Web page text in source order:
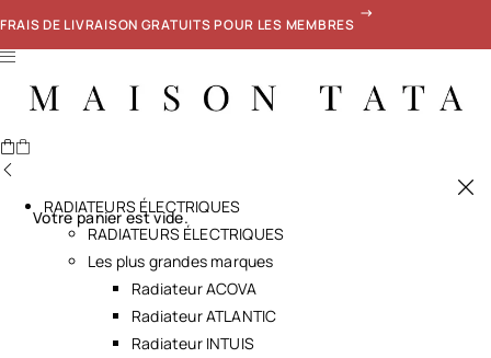
FRAIS DE LIVRAISON GRATUITS POUR LES MEMBRES
Votre panier est vide.
RADIATEURS ÉLECTRIQUES
RADIATEURS ÉLECTRIQUES
Les plus grandes marques
Radiateur ACOVA
Radiateur ATLANTIC
Radiateur INTUIS